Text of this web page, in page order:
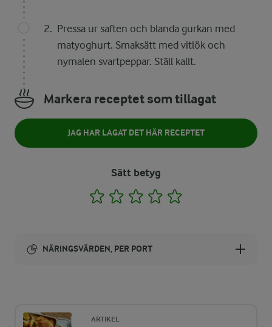
Pressa ur saften och blanda gurkan med
matyoghurt. Smaksätt med vitlök och
nymalen svartpeppar. Ställ kallt.
Markera receptet som tillagat
JAG HAR LAGAT DET HÄR RECEPTET
Sätt betyg
1 2 3 4
NÄRINGSVÄRDEN, PER PORT
ARTIKEL